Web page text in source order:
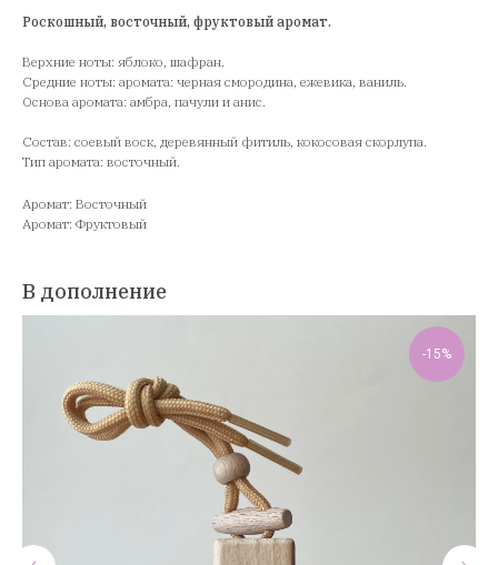
Роскошный, восточный, фруктовый аромат.
Верхние ноты: яблоко, шафран.
Средние ноты: аромата: черная смородина, ежевика, ваниль.
Основа аромата: амбра, пачули и анис.
Состав: соевый воск, деревянный фитиль, кокосовая скорлупа.
Тип аромата: восточный.
Аромат: Восточный
Аромат: Фруктовый
В дополнение
-15%